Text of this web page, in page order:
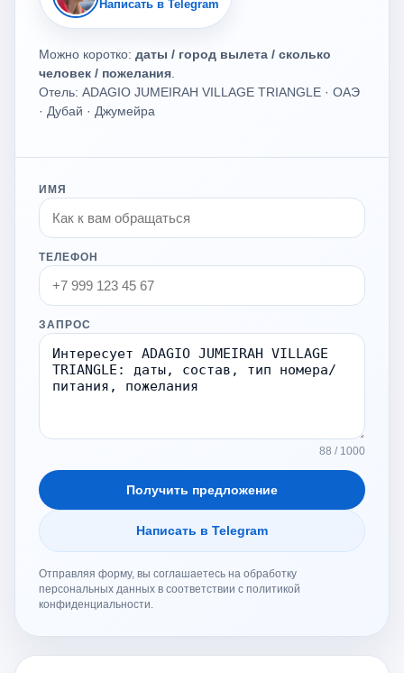
Написать в Telegram
Можно коротко: даты / город вылета / сколько
человек / пожелания
Отель: ADAGIO JUMEIRAH VILLAGE TRIANGLE · ОАЭ
· Дубай · Джумейра
ИМЯ
ТЕЛЕФОН
ЗАПРОС
88 / 1000
Получить предложение
Написать в Telegram
Отправляя форму, вы соглашаетесь на обработку
персональных данных в соответствии с политикой
конфиденциальности.